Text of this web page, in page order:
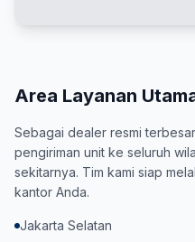
Area Layanan
Sebagai dealer resmi
pengiriman unit ke seluruh
sekitarnya. Tim kami siap
kantor Anda.
Jakarta Selatan